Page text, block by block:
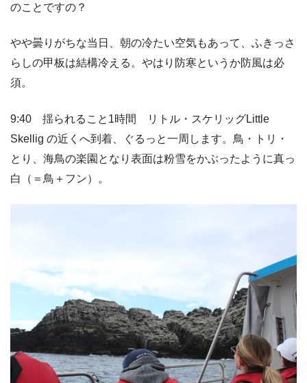
のことですの？
やや曇りがちな当日、朝の冷たい空気もあって、ふきっさ
らしの甲板は結構冷える。やはり防寒というか防風は必
須。
9:40 揺られること1時間 リトル・スケリッグLittle
Skellig の近くへ到着、ぐるっと一周します。鳥・トリ・
とり、海鳥の楽園となり表面は粉雪をかぶったように真っ
白（＝鳥＋フン）。